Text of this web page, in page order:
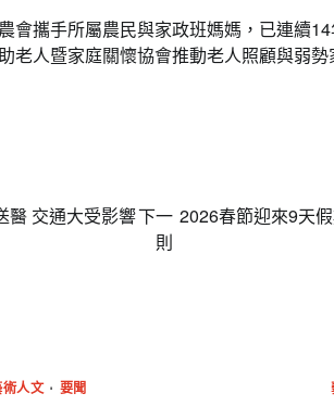
會攜手所屬農民與家政班媽媽，已連續
人暨家庭關懷協會推動老人照顧與弱勢
醫 交通大受影響下一
則
2026春節迎來9天
人文 要聞
要聞